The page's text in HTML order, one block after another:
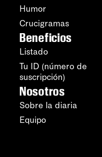
Humor
Crucigramas
Beneficios
Listado
Tu ID (número de
suscripción)
Nosotros
Sobre la diaria
Equipo